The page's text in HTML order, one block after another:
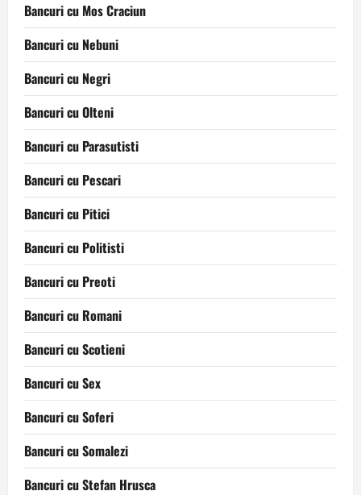
Bancuri cu Mos Craciun
Bancuri cu Nebuni
Bancuri cu Negri
Bancuri cu Olteni
Bancuri cu Parasutisti
Bancuri cu Pescari
Bancuri cu Pitici
Bancuri cu Politisti
Bancuri cu Preoti
Bancuri cu Romani
Bancuri cu Scotieni
Bancuri cu Sex
Bancuri cu Soferi
Bancuri cu Somalezi
Bancuri cu Stefan Hrusca